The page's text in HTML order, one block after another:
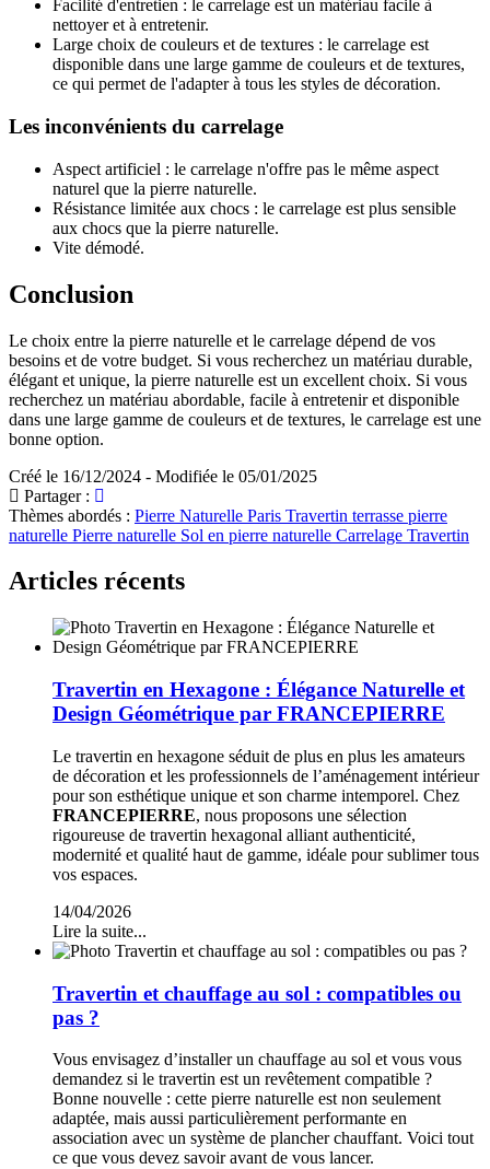
Facilité d'entretien : le carrelage est un matériau facile à
nettoyer et à entretenir.
Large choix de couleurs et de textures : le carrelage est
disponible dans une large gamme de couleurs et de textures,
ce qui permet de l'adapter à tous les styles de décoration.
Les inconvénients du carrelage
Aspect artificiel : le carrelage n'offre pas le même aspect
naturel que la pierre naturelle.
Résistance limitée aux chocs : le carrelage est plus sensible
aux chocs que la pierre naturelle.
Vite démodé.
Conclusion
Le choix entre la pierre naturelle et le carrelage dépend de vos
besoins et de votre budget. Si vous recherchez un matériau durable,
élégant et unique, la pierre naturelle est un excellent choix. Si vous
recherchez un matériau abordable, facile à entretenir et disponible
dans une large gamme de couleurs et de textures, le carrelage est une
bonne option.
Créé le 16/12/2024 - Modifiée le 05/01/2025
Partager :
Thèmes abordés : Pierre Naturelle Paris Travertin terrasse pierre
naturelle Pierre naturelle Sol en pierre naturelle Carrelage Travertin
Articles récents
Travertin en Hexagone : Élégance Naturelle et
Design Géométrique par FRANCEPIERRE
Le travertin en hexagone séduit de plus en plus les amateurs
de décoration et les professionnels de l’aménagement intérieur
pour son esthétique unique et son charme intemporel. Chez
FRANCEPIERRE, nous proposons une sélection
rigoureuse de travertin hexagonal alliant authenticité,
modernité et qualité haut de gamme, idéale pour sublimer tous
vos espaces.
14/04/2026
Lire la suite...
Travertin et chauffage au sol : compatibles ou
pas ?
Vous envisagez d’installer un chauffage au sol et vous vous
demandez si le travertin est un revêtement compatible ?
Bonne nouvelle : cette pierre naturelle est non seulement
adaptée, mais aussi particulièrement performante en
association avec un système de plancher chauffant. Voici tout
ce que vous devez savoir avant de vous lancer.